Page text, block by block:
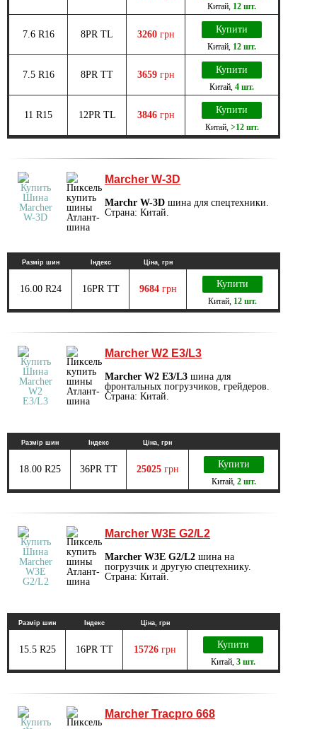
Китай 12 шт.
7.6 R16 8PR TL 3260 грн Купити
Китай 12 шт.
7.5 R16 8PR TT 3659 грн Купити
Китай 4 шт.
11 R15 12PR TL 3846 грн Купити
Китай, >12 шт.
Marcher W-3D
Marchr W-3D шина для спецтехники.
Страна: Китай.
Размір шин Індекс Ціна, грн
16.00 R24 16PR TT 9684 грн Купити
Китай 12 шт.
Marcher W2 E3/L3
Marcher W2 E3/L3 шина для
фронтальных погрузчиков, грейдеров.
Страна: Китай.
Размір шин Індекс Ціна, грн
18.00 R25 36PR TT 25025 грн Купити
Китай, 2 шт.
Marcher W3E G2/L2
Marcher W3E G2/L2 шина на
погрузчик и другую спецтехнику.
Страна: Китай.
Размір шин Індекс Ціна, грн
15.5 R25 16PR TT 15726 грн Купити
Китай, 3 шт.
Marcher Tracpro 668